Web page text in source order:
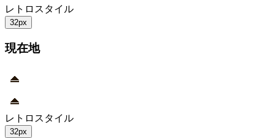
レトロスタイル
32px
現在地
レトロスタイル
32px